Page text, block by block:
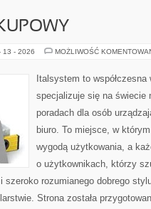
13 - 2026 MOŻLIWOŚĆ
Italsystem to
specjalizuje się na świecie
poradach dla osób
biuro. To miejsce, w
wygodą użytkowania, a
o użytkownikach, którzy
rozumianego dobrego
Strona została